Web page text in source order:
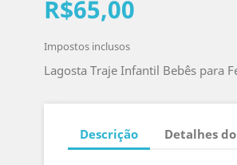
R$65,00
Impostos inclusos
Lagosta Traje Infantil Bebês para
Descrição Detalhes